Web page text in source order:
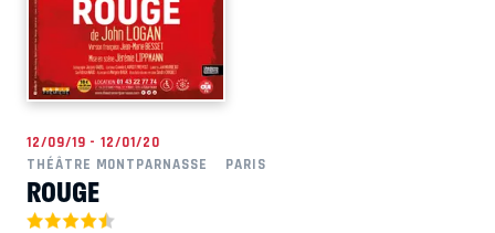
12/09/19 - 12/01/20
THÉÂTRE MONTPARNASSE
PARIS
ROUGE